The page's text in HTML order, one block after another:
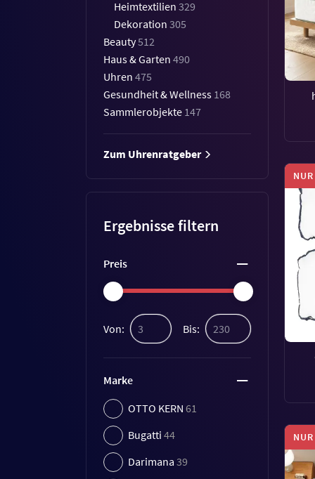
Heimtextilien 329
Dekoration 305
Beauty512
Haus & Garten 490
Uhren 475
Gesundheit & Wellness 168
Sammlerobjekte 147
Zum Uhrenratgeber
Ergebnisse filtern
Preis
Von: Bis:
Marke
OTTO KERN 61
Bugatti 44
Darimana 39